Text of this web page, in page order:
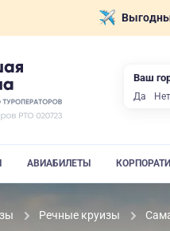
АВИАБИЛЕТЫ
Речные круизы
Ваш
Да